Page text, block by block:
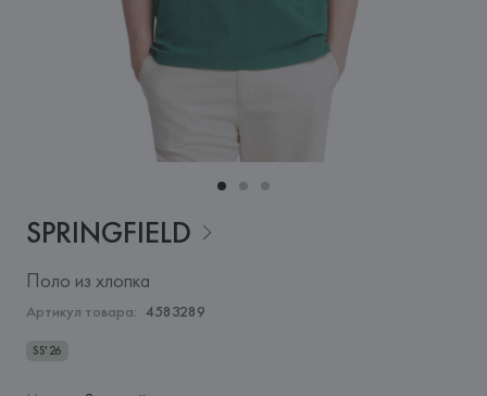
SPRINGFIELD
Поло из хлопка
Артикул товара: 4583289
SS'26